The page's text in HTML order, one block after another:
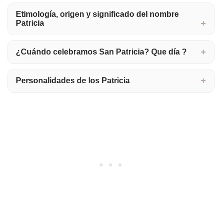
Etimología, origen y significado del nombre
Patricia
¿Cuándo celebramos San Patricia? Que día ?
Personalidades de los Patricia